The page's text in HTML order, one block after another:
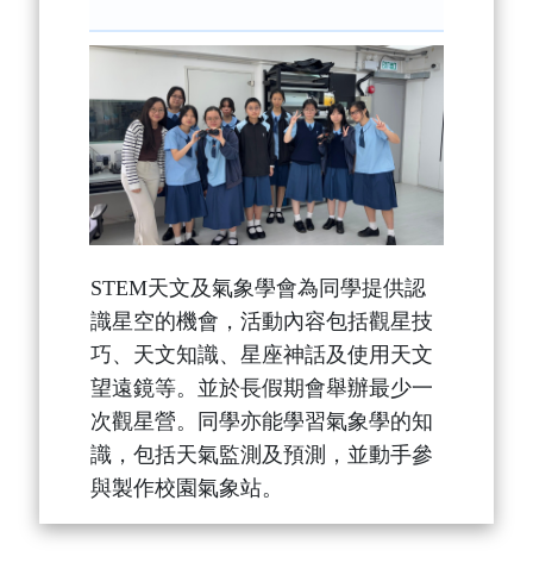
STEM天文及氣象學會為同學提供認
識星空的機會，活動內容包括觀星技
巧、天文知識、星座神話及使用天文
望遠鏡等。並於長假期會舉辦最少一
次觀星營。同學亦能學習氣象學的知
識，包括天氣監測及預測，並動手參
與製作校園氣象站。